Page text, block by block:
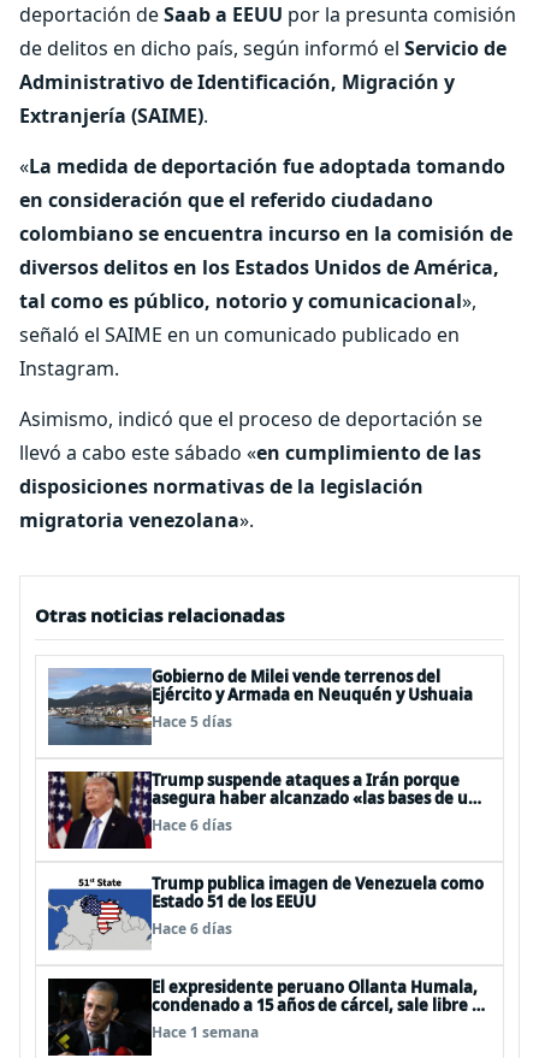
deportación deSaab a EEUU por la presunta comisión
de delitos en dicho país, según informó el Servicio de
Administrativo de Identificación, Migración y
Extranjería (SAIME).
«La medida de deportación fue adoptada tomando
en consideración que el referido ciudadano
colombiano se encuentra incurso en la comisión de
diversos delitos en los Estados Unidos de América,
tal como es público, notorio y comunicacional»,
señaló el SAIME en un comunicado publicado en
Instagram.
Asimismo, indicó que el proceso de deportación se
llevó a cabo este sábado «en cumplimiento de las
disposiciones normativas de la legislación
migratoria venezolana».
Otras noticias relacionadas
Gobierno de Milei vende terrenos del
Ejército y Armada en Neuquén y Ushuaia
Hace 5 días
Trump suspende ataques a Irán porque
asegura haber alcanzado «las bases de un
acuerdo»
Hace 6 días
Trump publica imagen de Venezuela como
Estado 51 de los EEUU
Hace 6 días
El expresidente peruano Ollanta Humala,
condenado a 15 años de cárcel, sale libre al
anularse su caso
Hace 1 semana